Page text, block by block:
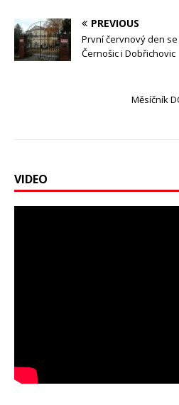
PREVIOUS
První červnový den
Černošic i Dobřichovic
Měsíčník
VIDEO